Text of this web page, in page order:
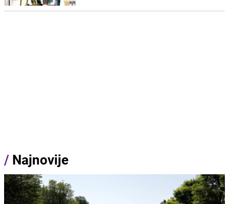
/ Najnovije